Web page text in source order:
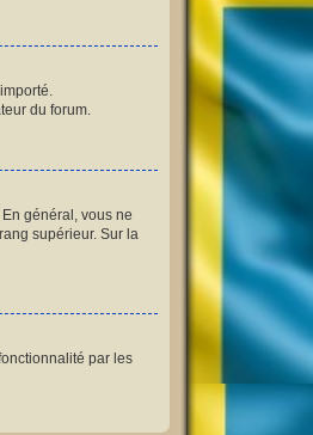
du forum.
général, vous ne
supérieur. Sur la
par les